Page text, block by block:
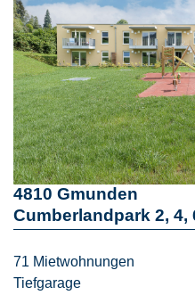
4810 Gmunden
Cumberlandpark 2, 4,
71 Mietwohnungen
Tiefgarage